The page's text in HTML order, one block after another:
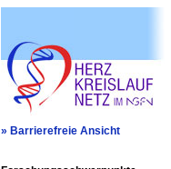
» Barrierefreie Ansicht